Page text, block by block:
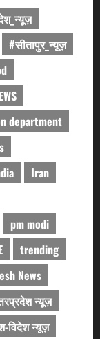
#सीतापुर_न्यूज़
department
Iran
pm modi
trending
News
न्यूज़
विदेश न्यूज़